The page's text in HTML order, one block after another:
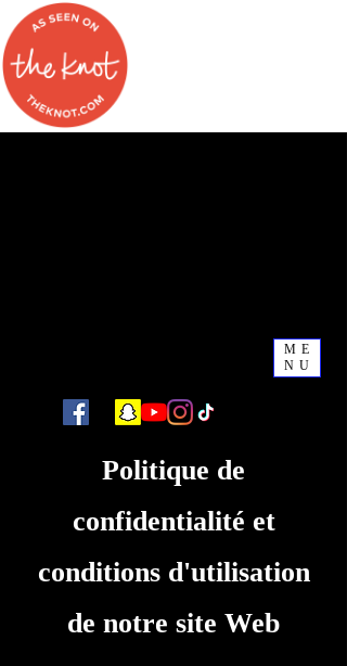
ME
NU
Politique de
confidentialité et
conditions d'utilisation
de notre site Web